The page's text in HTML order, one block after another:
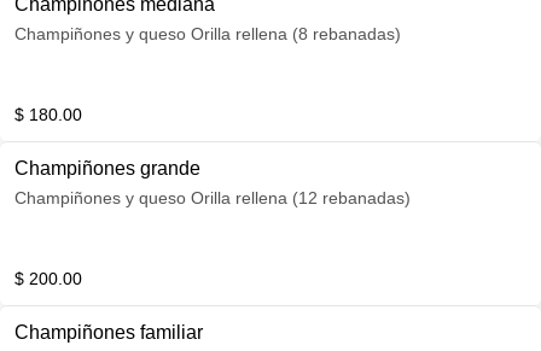
Champiñones mediana
Champiñones y queso Orilla rellena (8 rebanadas)
$ 180.00
Champiñones grande
Champiñones y queso Orilla rellena (12 rebanadas)
$ 200.00
Champiñones familiar